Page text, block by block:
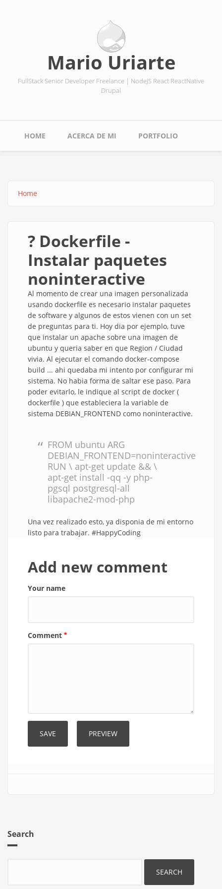
Mario Uriarte
FullStack Senior Developer Freelance | NodeJS React ReactNative
Drupal
Main
HOME ACERCA DE MI PORTFOLIO
Home
? Dockerfile -
Instalar paquetes
noninteractive
Al momento de crear una imagen personalizada
usando dockerfile es necesario instalar paquetes
de software y algunos de estos vienen con un set
de preguntas para ti. Hoy dia por ejemplo, tuve
que instalar un apache sobre una imagen de
ubuntu y queria saber en que Region / Ciudad
vivia. Al ejecutar el comando docker-compose
build ... ahi quedaba mi intento por configurar mi
sistema. No habia forma de saltar ese paso. Para
poder evitarlo, le indique al script de docker (
dockerfile ) que estableciera la variable de
sistema DEBIAN_FRONTEND como noninteractive.
FROM ubuntu ARG
DEBIAN_FRONTEND=noninteractive
RUN \ apt-get update && \
apt-get install -qq -y php-
pgsql postgresql-all
libapache2-mod-php
Una vez realizado esto, ya disponia de mi entorno
listo para trabajar. #HappyCoding
Add new comment
Your name
Comment
Search